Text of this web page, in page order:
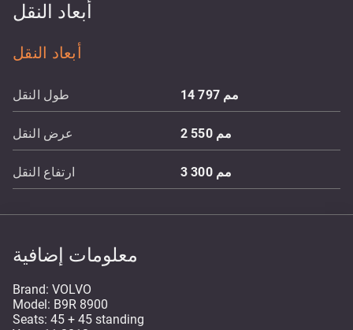
أبعاد النقل
أبعاد النقل
طول النقل 14 797 مم
عرض النقل 2 550 مم
ارتفاع النقل 3 300 مم
معلومات إضافية
Brand: VOLVO
Model: B9R 8900
Seats: 45 + 45 standing